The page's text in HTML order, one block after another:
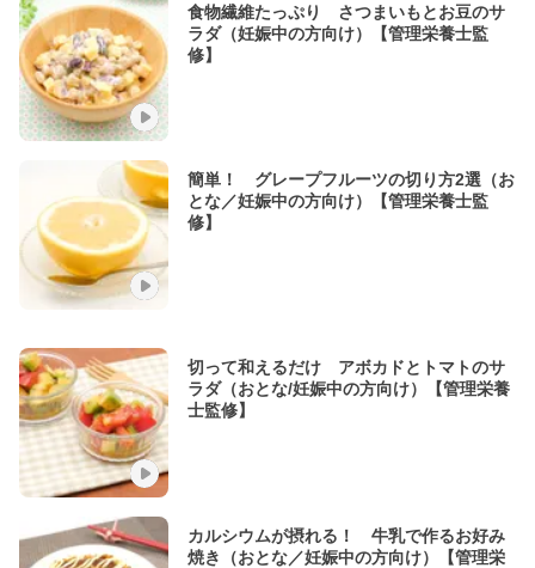
食物繊維たっぷり さつまいもとお豆のサ
ラダ（妊娠中の方向け）【管理栄養士監
修】
簡単！ グレープフルーツの切り方2選（お
とな／妊娠中の方向け）【管理栄養士監
修】
切って和えるだけ アボカドとトマトのサ
ラダ（おとな/妊娠中の方向け）【管理栄養
士監修】
カルシウムが摂れる！ 牛乳で作るお好み
焼き（おとな／妊娠中の方向け）【管理栄